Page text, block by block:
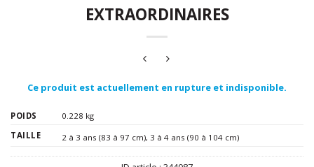
EXTRAORDINAIRES
Ce produit est actuellement en rupture et indisponible.
POIDS
0.228 kg
TAILLE
2 à 3 ans (83 à 97 cm), 3 à 4 ans (90 à 104 cm)